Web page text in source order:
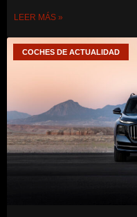
LEER MÁS »
COCHES DE ACTUALIDAD